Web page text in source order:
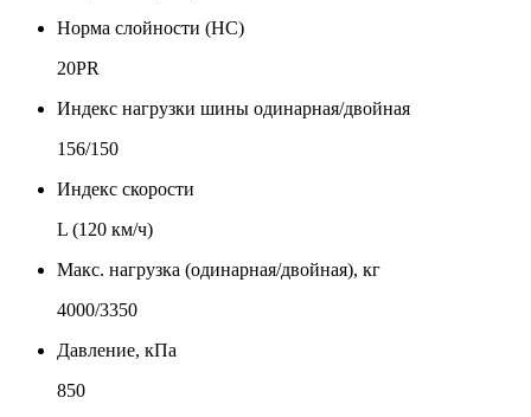
Норма слойности (НС)
20PR
Индекс нагрузки шины одинарная/двойная
156/150
Индекс скорости
L (120 км/ч)
Макс. нагрузка (одинарная/двойная), кг
4000/3350
Давление, кПа
850